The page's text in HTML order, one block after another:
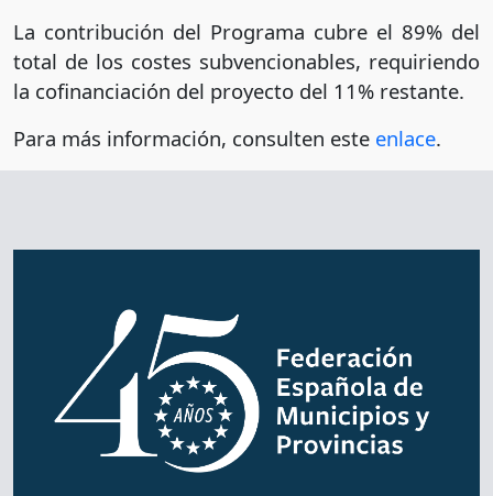
La contribución del Programa cubre el 89% del
total de los costes subvencionables, requiriendo
la cofinanciación del proyecto del 11% restante.
Para más información, consulten este enlace.